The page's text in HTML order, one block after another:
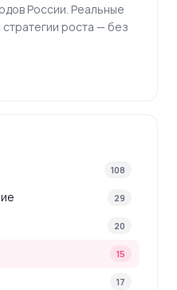
России. Реальные
роста — без
108
29
20
15
17